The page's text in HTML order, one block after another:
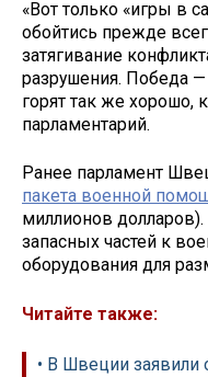
«Вот только «игры в
обойтись прежде
затягивание
разрушения. Победа
горят так же хорошо,
парламентарий.
Ранее парламент
пакета военной
миллионов
запасных частей к
оборудования для
Читайте также:
• В Швеции заявили